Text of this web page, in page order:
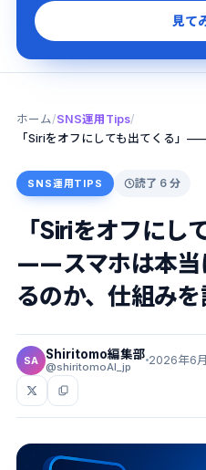
見て
ホーム /SNS運用Tips/
SNS運用TIPS 読了 6 分
「Siriをオフにし
——スマホは本当
るのか、仕組み
SA Shiritomo編集部
@shiritomoAI_jp 2026年6